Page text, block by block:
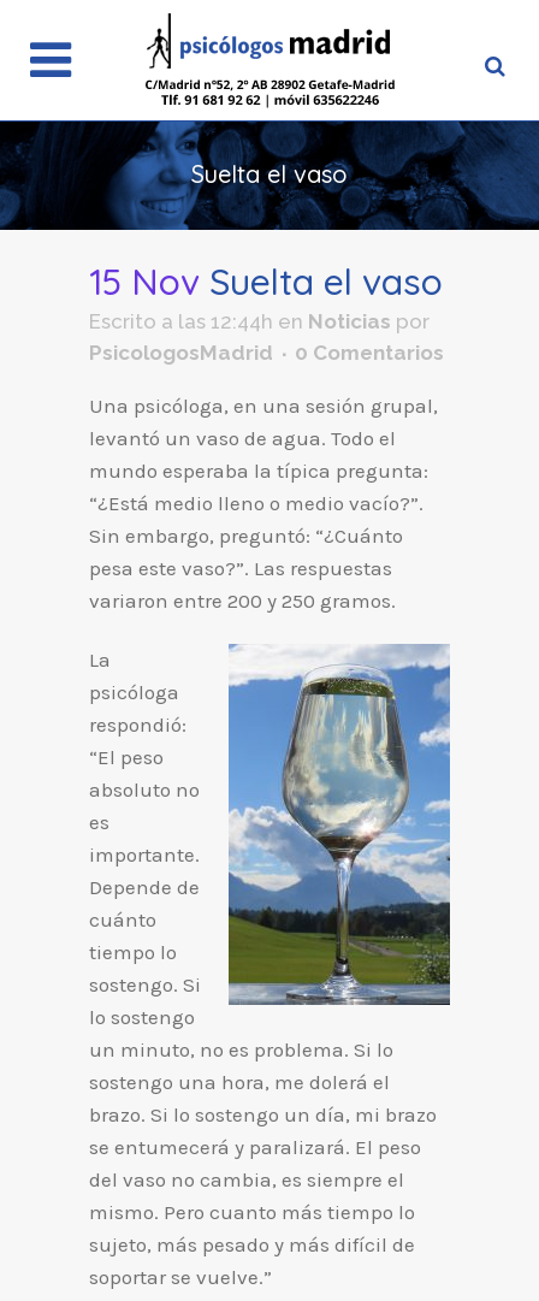
Suelta el vaso
15 Nov Suelta el vaso
Escrito a las 12:44h en Noticias por
PsicologosMadrid
0 Comentarios
Una psicóloga, en una sesión grupal,
levantó un vaso de agua. Todo el
mundo esperaba la típica pregunta:
“¿Está medio lleno o medio vacío?”.
Sin embargo, preguntó: “¿Cuánto
pesa este vaso?”. Las respuestas
variaron entre 200 y 250 gramos.
La
psicóloga
respondió:
“El peso
absoluto no
es
importante.
Depende de
cuánto
tiempo lo
sostengo. Si
lo sostengo
un minuto, no es problema. Si lo
sostengo una hora, me dolerá el
brazo. Si lo sostengo un día, mi brazo
se entumecerá y paralizará. El peso
del vaso no cambia, es siempre el
mismo. Pero cuanto más tiempo lo
sujeto, más pesado y más difícil de
soportar se vuelve.”